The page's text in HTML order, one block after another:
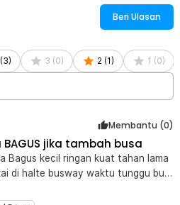
Beri Ulasan
(3) 3 (0) 2 (1 ) 1 (0)
Membantu (0)
jika tambah busa
Bagus kecil ringan kuat tahan lama
di halte busway waktu tunggu bus
transjakarta waktu banyak